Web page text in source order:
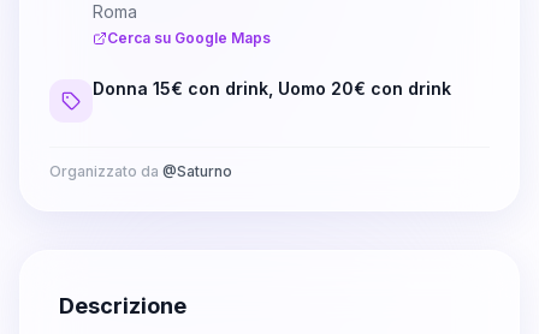
Roma
Cerca su Google Maps
Donna 15€ con drink, Uomo 20€ con drink
Organizzato da @Saturno
Descrizione